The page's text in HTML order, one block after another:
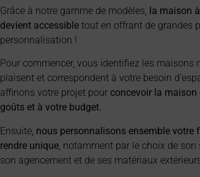
Grâce à notre gamme de modèles, la maison
devient accessible tout en offrant de grandes
personnalisation !
Pour commencer, vous identifiez les maisons
plaisent et correspondent à votre besoin
affinons votre projet pour concevoir la
goûts et à votre budget.
Ensuite, nous personnalisons ensemble votre
rendre unique , notamment par le choix de
son agencement et de ses matériaux